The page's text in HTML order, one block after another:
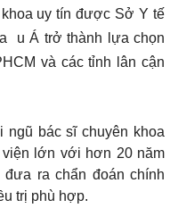
uy tín được Sở Y tế
u Á trở thành lựa chọn
và các tỉnh lân cận
ngũ bác sĩ chuyên khoa
lớn với hơn 20 năm
đưa ra chẩn đoán chính
trị phù hợp.